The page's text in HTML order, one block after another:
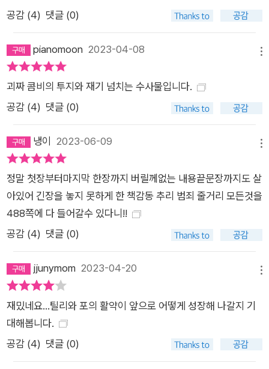
공감 (4) 댓글 (0)
pianomoon 2023-04-08
괴짜 콤비의 투지와 재기 넘치는 수사물입니다.
공감 (4) 댓글 (0)
냉이 2023-06-09
정말 첫장부터마지막 한장까지 버릴께없는 내용끝문장까지도 살
아있어 긴장을 놓지 못하게 한 책감동 추리 범죄 줄거리 모든것을
488쪽에 다 들어갈수 있다니!!
공감 (4) 댓글 (0)
jjunymom 2023-04-20
재밌네요...틸리와 포의 활약이 앞으로 어떻게 성장해 나갈지 기
대해봅니다.
공감 (4) 댓글 (0)